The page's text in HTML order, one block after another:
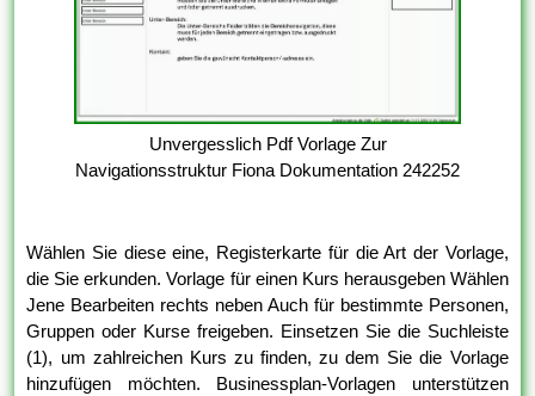
Unvergesslich Pdf Vorlage Zur
Navigationsstruktur Fiona Dokumentation 242252
Wählen Sie diese eine, Registerkarte für die Art der Vorlage,
die Sie erkunden. Vorlage für einen Kurs herausgeben Wählen
Jene Bearbeiten rechts neben Auch für bestimmte Personen,
Gruppen oder Kurse freigeben. Einsetzen Sie die Suchleiste
(1), um zahlreichen Kurs zu finden, zu dem Sie die Vorlage
hinzufügen möchten. Businessplan-Vorlagen unterstützen